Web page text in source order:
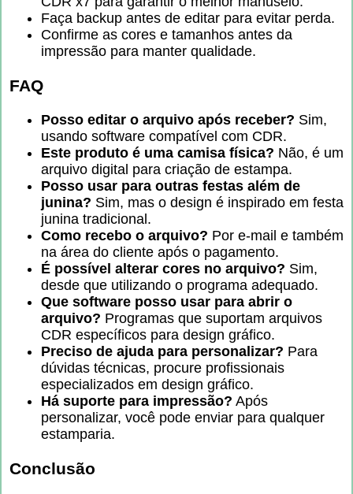
Faça backup antes de editar para evitar perda.
Confirme as cores e tamanhos antes da
impressão para manter qualidade.
FAQ
Posso editar o arquivo após receber? Sim,
usando software compatível com CDR.
Este produto é uma camisa física? Não, é um
arquivo digital para criação de estampa.
Posso usar para outras festas além de
junina? Sim, mas o design é inspirado em festa
junina tradicional.
Como recebo o arquivo? Por e-mail e também
na área do cliente após o pagamento.
É possível alterar cores no arquivo? Sim,
desde que utilizando o programa adequado.
Que software posso usar para abrir o
arquivo? Programas que suportam arquivos
CDR específicos para design gráfico.
Preciso de ajuda para personalizar? Para
dúvidas técnicas, procure profissionais
especializados em design gráfico.
Há suporte para impressão? Após
personalizar, você pode enviar para qualquer
estamparia.
Conclusão